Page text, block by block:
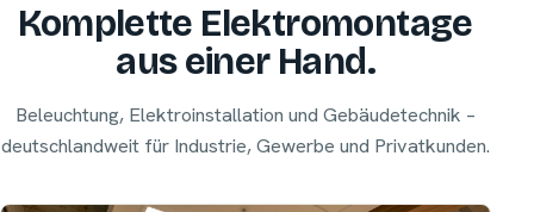
Komplette Elektromontage
aus einer Hand.
Beleuchtung, Elektroinstallation und Gebäudetechnik –
deutschlandweit für Industrie, Gewerbe und Privatkunden.